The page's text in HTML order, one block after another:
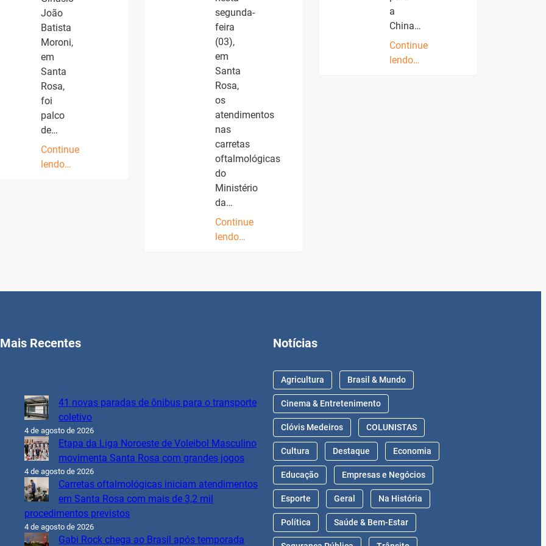
João
Batista
Moroni,
em
Santa
Rosa,
foi
palco
de…
Continue
lendo…
segunda-
feira
(03),
em
Santa
Rosa,
os
atendimentos
nas
carretas
oftalmológicas
do
Ministério
da…
Continue
lendo…
a
China…
Continue
lendo…
Mais Recentes
41 novas paradas de ônibus para o transporte
coletivo
4 de agosto de 2026
Etapa da Liga Noroeste de Voleibol Masculino
movimenta Santa Rosa com grandes jogos
4 de agosto de 2026
Carretas oftalmológicas iniciam atendimentos
em Santa Rosa com mais de 3,2 mil
procedimentos previstos
4 de agosto de 2026
Gabi Rock chega ao Brasil após temporada
Notícias
Agricultura Brasil & Mundo
Cinema & Entretenimento
Clóvis Medeiros COLUNISTAS
Cultura Destaque Economia
Educação Empresas e Negócios
Esporte Geral Na História
Política Saúde & Bem-Estar